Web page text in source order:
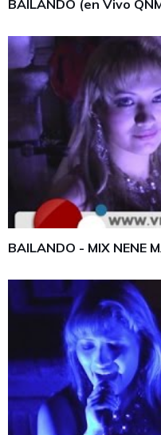
BAILANDO (en Vivo
BAILANDO - MIX NENE